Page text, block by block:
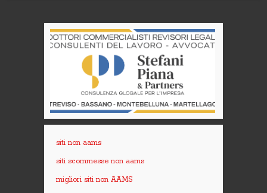
siti non aams
siti scommesse non aams
migliori siti non AAMS